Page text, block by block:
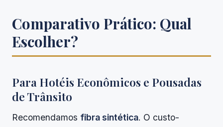
Comparativo Prático: Qual
Escolher?
Para Hotéis Econômicos e Pousadas
de Trânsito
Recomendamos fibra sintética. O custo-